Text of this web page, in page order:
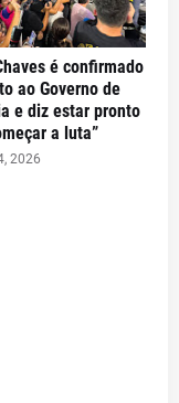
é confirmado
ao Governo de
e diz estar pronto
a luta”
2026